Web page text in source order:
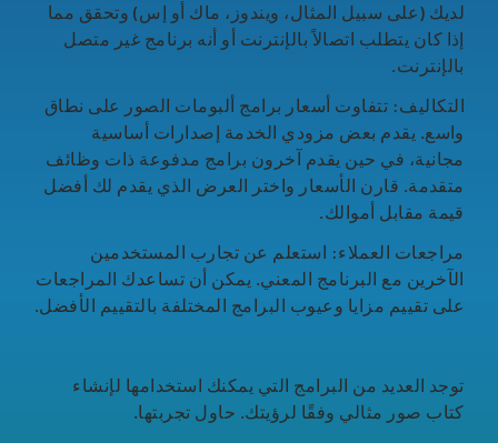
لديك (على سبيل المثال، ويندوز، ماك أو إس) وتحقق مما
إذا كان يتطلب اتصالاً بالإنترنت أو أنه برنامج غير متصل
بالإنترنت.
التكاليف: تتفاوت أسعار برامج ألبومات الصور على نطاق
واسع. يقدم بعض مزودي الخدمة إصدارات أساسية
مجانية، في حين يقدم آخرون برامج مدفوعة ذات وظائف
متقدمة. قارن الأسعار واختر العرض الذي يقدم لك أفضل
قيمة مقابل أموالك.
مراجعات العملاء: استعلم عن تجارب المستخدمين
الآخرين مع البرنامج المعني. يمكن أن تساعدك المراجعات
على تقييم مزايا وعيوب البرامج المختلفة بالتقييم الأفضل.
توجد العديد من البرامج التي يمكنك استخدامها لإنشاء
كتاب صور مثالي وفقًا لرؤيتك. حاول تجربتها.